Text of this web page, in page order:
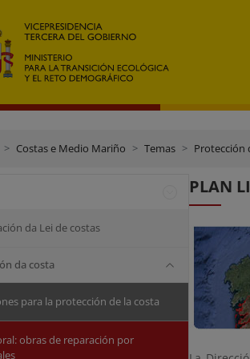
Costas e Medio Mariño Temas Protección
da Lei de costas
da costa
para la protección de la costa
obras de reparación por
PLAN